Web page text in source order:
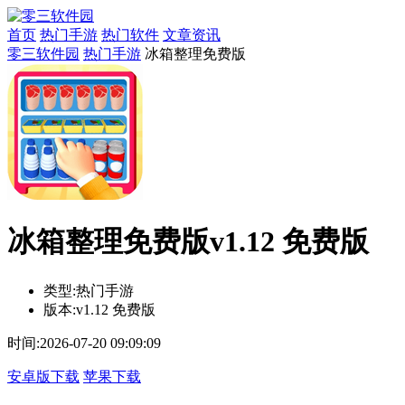
首页 热门手游 热门软件 文章资讯
零三软件园 热门手游 冰箱整理免费版
冰箱整理免费版v1.12 免费版
类型:热门手游
版本:v1.12 免费版
时间:2026-07-20 09:09:09
安卓版下载 苹果下载